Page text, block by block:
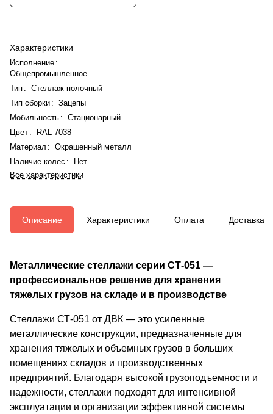
Характеристики
Исполнение :
Общепромышленное
Тип : Стеллаж полочный
Тип сборки: Зацепы
Мобильность : Стационарный
Цвет :
RAL 7038
Материал : Окрашенный металл
Наличие колес :
Нет
Все характеристики
Описание Характеристики Оплата Доставка
Металлические стеллажи серии СТ-051 —
профессиональное решение для хранения
тяжелых грузов на складе и в производстве
Стеллажи СТ-051 от ДВК — это усиленные
металлические конструкции, предназначенные для
хранения тяжелых и объемных грузов в больших
помещениях складов и производственных
предприятий. Благодаря высокой грузоподъемности и
надежности, стеллажи подходят для интенсивной
эксплуатации и организации эффективной системы